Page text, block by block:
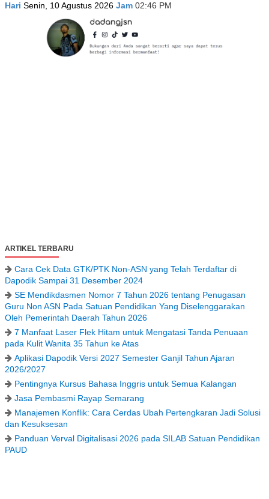
Hari Senin, 10 Agustus 2026 Jam 02:46 PM
ARTIKEL TERBARU
Cara Cek Data GTK/PTK Non-ASN yang Telah Terdaftar di
Dapodik Sampai 31 Desember 2024
SE Mendikdasmen Nomor 7 Tahun 2026 tentang Penugasan
Guru Non ASN Pada Satuan Pendidikan Yang Diselenggarakan
Oleh Pemerintah Daerah Tahun 2026
7 Manfaat Laser Flek Hitam untuk Mengatasi Tanda Penuaan
pada Kulit Wanita 35 Tahun ke Atas
Aplikasi Dapodik Versi 2027 Semester Ganjil Tahun Ajaran
2026/2027
Pentingnya Kursus Bahasa Inggris untuk Semua Kalangan
Jasa Pembasmi Rayap Semarang
Manajemen Konflik: Cara Cerdas Ubah Pertengkaran Jadi Solusi
dan Kesuksesan
Panduan Verval Digitalisasi 2026 pada SILAB Satuan Pendidikan
PAUD